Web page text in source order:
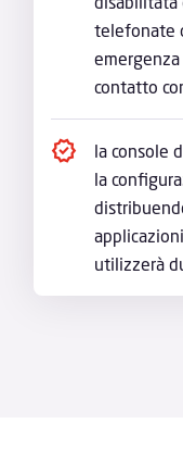
telefonate
contatto
la console
la
utilizzerà